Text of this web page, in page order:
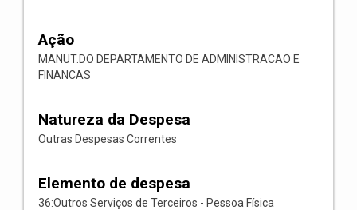
Ação
MANUT.DO DEPARTAMENTO DE ADMINISTRACAO E
FINANCAS
Natureza da Despesa
Outras Despesas Correntes
Elemento de despesa
36:Outros Serviços de Terceiros - Pessoa Física